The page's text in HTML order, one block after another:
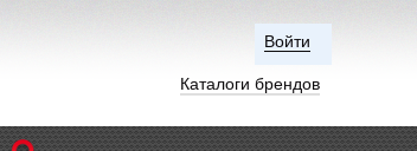
Войти
Каталоги брендов